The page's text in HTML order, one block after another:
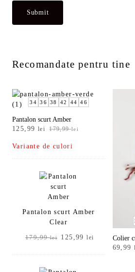
Recomandate pentru tine
34 36 38 42 44 46
Pantalon scurt Amber
179,99lei
Prețul
a
fost:
125,99 lei
Prețul
este:
125,99 lei.
Variante de culori
Pantalon scurt Amber
Clear
179,99lei
Prețul
a
125,99lei
Prețul
curent
este:
Colier
Prețul
69,99
Prețul